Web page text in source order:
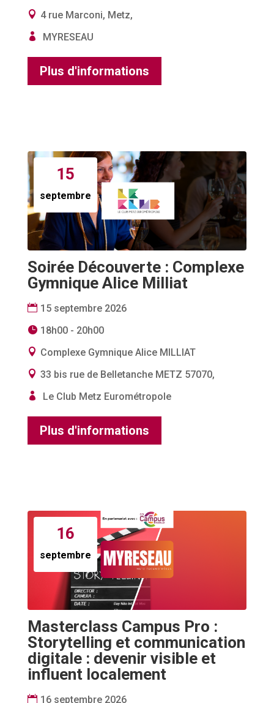
4 rue Marconi, Metz,
MYRESEAU
Plus d'informations
15
septembre
Soirée Découverte : Complexe
Gymnique Alice Milliat
15 septembre 2026
18h00 - 20h00
Complexe Gymnique Alice MILLIAT
33 bis rue de Belletanche METZ 57070,
Le Club Metz Eurométropole
Plus d'informations
16
septembre
Masterclass Campus Pro :
Storytelling et communication
digitale : devenir visible et
influent localement
16 septembre 2026